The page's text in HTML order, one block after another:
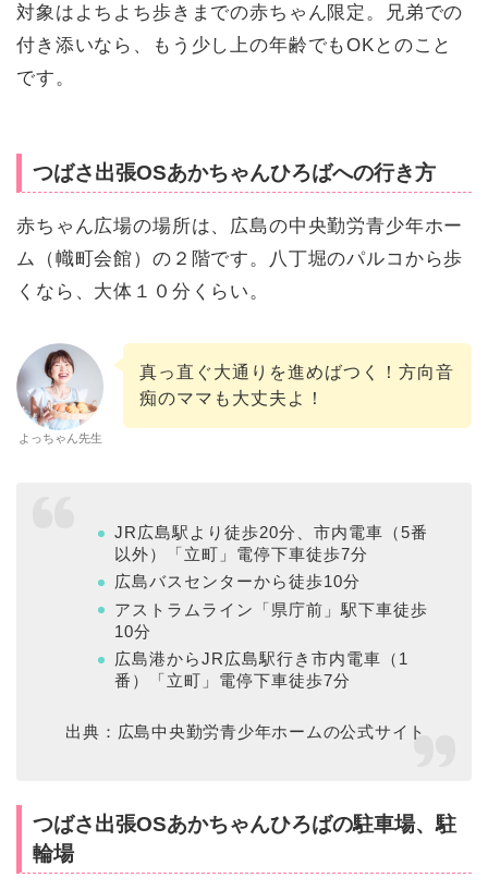
対象はよちよち歩きまでの赤ちゃん限定。兄弟での
付き添いなら、もう少し上の年齢でもOKとのこと
です。
つばさ出張OSあかちゃんひろばへの行き方
赤ちゃん広場の場所は、広島の中央勤労青少年ホー
ム（幟町会館）の２階です。八丁堀のパルコから歩
くなら、大体１０分くらい。
よっちゃん先生
真っ直ぐ大通りを進めばつく！方向音
痴のママも大丈夫よ！
JR広島駅より徒歩20分、市内電車（5番
以外）「立町」電停下車徒歩7分
広島バスセンターから徒歩10分
アストラムライン「県庁前」駅下車徒歩
10分
広島港からJR広島駅行き市内電車（1
番）「立町」電停下車徒歩7分
出典：広島中央勤労青少年ホームの公式サイト
つばさ出張OSあかちゃんひろばの駐車場、駐
輪場